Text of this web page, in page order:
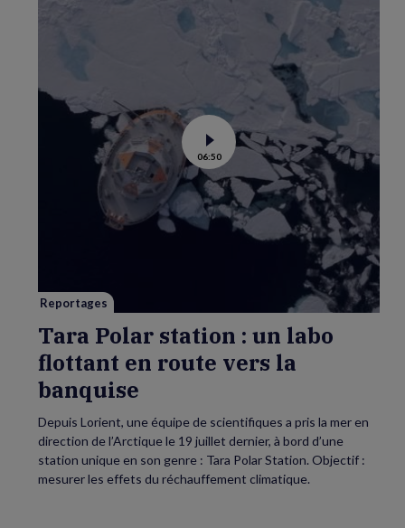
Voir
la
vidéo
de
Tara
Polar
station
:
la
06:50
Reportages
Tara Polar station : un labo
flottant en route vers la
banquise
Depuis Lorient, une équipe de scientifiques a pris la mer en
direction de l’Arctique le 19 juillet dernier, à bord d’une
station unique en son genre : Tara Polar Station. Objectif :
mesurer les effets du réchauffement climatique.